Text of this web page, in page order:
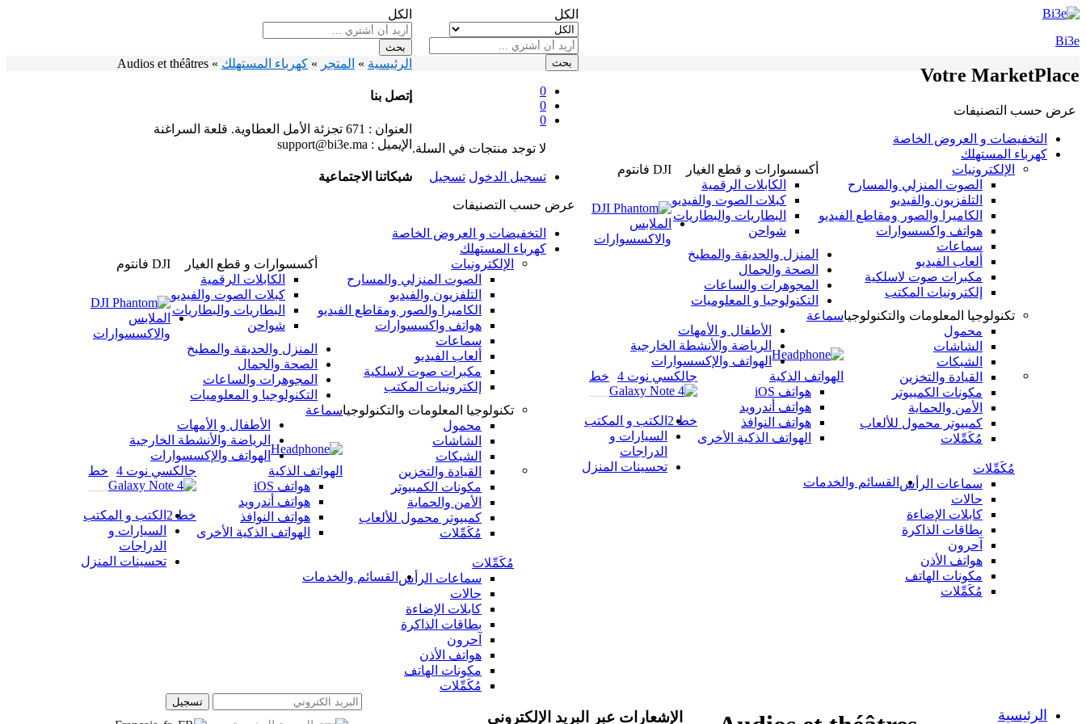
Bi3e
Votre MarketPlace
عرض حسب التصنيفات
التخفيضات و العروض الخاصة
كهرباء المستهلك
الإلكترونيات
الصوت المنزلي والمسارح
التلفزيون والفيديو
الكاميرا والصور ومقاطع الفيديو
هواتف واكسسوارات
سماعات
ألعاب الفيديو
مكبرات صوت لاسلكية
إلكترونيات المكتب
أكسسوارات و قطع الغيار
الكابلات الرقمية
كبلات الصوت والفيديو
البطاريات والبطاريات
شواحن
DJI فانتوم
الملابس
والاكسسوارات
المنزل والحديقة والمطبخ
الصحة والجمال
المجوهرات والساعات
التكنولوجيا و المعلوميات
تكنولوجيا المعلومات والتكنولوجيا
محمول
الشاشات
الشبكات
القيادة والتخزين
مكونات الكمبيوتر
الأمن والحماية
كمبيوتر محمول للألعاب
مُكَمِّلات
سماعة
الأطفال و الأمهات
الرياضة والأنشطة الخارجية
الهواتف والإكسسوارات
الهواتف الذكية
هواتف iOS
هواتف أندرويد
هواتف النوافذ
الهواتف الذكية الأخرى
جالكسي نوت 4 خط
خط 2
مُكَمِّلات
سماعات الرأس
حالات
كابلات الإضاءة
بطاقات الذاكرة
آحرون
هواتف الأذن
مكونات الهاتف
مُكَمِّلات
الكتب و المكتب
السيارات و
الدراجات
تحسينات المنزل
القسائم والخدمات
الكل
بحث
0
0
0
لا توجد منتجات في السلة.
تسجيل الدخول تسجيل
عرض حسب التصنيفات
التخفيضات و العروض الخاصة
كهرباء المستهلك
الإلكترونيات
الصوت المنزلي والمسارح
التلفزيون والفيديو
الكاميرا والصور ومقاطع الفيديو
هواتف واكسسوارات
سماعات
ألعاب الفيديو
مكبرات صوت لاسلكية
إلكترونيات المكتب
أكسسوارات و قطع الغيار
الكابلات الرقمية
كبلات الصوت والفيديو
البطاريات والبطاريات
شواحن
DJI فانتوم
الملابس
والاكسسوارات
المنزل والحديقة والمطبخ
الصحة والجمال
المجوهرات والساعات
التكنولوجيا و المعلوميات
تكنولوجيا المعلومات والتكنولوجيا
محمول
الشاشات
الشبكات
القيادة والتخزين
مكونات الكمبيوتر
الأمن والحماية
كمبيوتر محمول للألعاب
مُكَمِّلات
سماعة
الأطفال و الأمهات
الرياضة والأنشطة الخارجية
الهواتف والإكسسوارات
الهواتف الذكية
هواتف iOS
هواتف أندرويد
هواتف النوافذ
الهواتف الذكية الأخرى
جالكسي نوت 4 خط
خط 2
مُكَمِّلات
سماعات الرأس
حالات
كابلات الإضاءة
بطاقات الذاكرة
آحرون
هواتف الأذن
مكونات الهاتف
مُكَمِّلات
الكتب و المكتب
السيارات و
الدراجات
تحسينات المنزل
القسائم والخدمات
الرئيسية
الكل
بحث
الرئيسية » المتجر » كهرباء المستهلك »
Audios et théâtres
الإشعارات عبر البريد الإلكتروني
إتصل بنا
العنوان : 671 تجزئة الأمل العطاوية. قلعة السراغنة
الإيميل : support@bi3e.ma
شبكاتنا الاجتماعية